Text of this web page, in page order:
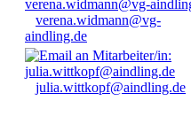
verena.widmann@vg-
aindling.de
julia.wittkopf@aindling.de